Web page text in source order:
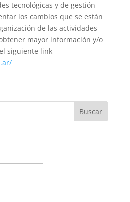
tecnológicas y de gestión
los cambios que se están
de las actividades
mayor información y/o
siguiente link